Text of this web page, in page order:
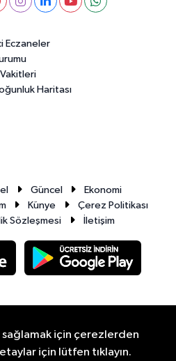
Eczaneler
Haritası
Güncel
Ekonomi
Künye
Çerez Politikası
Sözleşmesi İletişim
© 2026. Her hakkı saklıdır.
sağlamak için çerezlerden
için lütfen tıklayın.